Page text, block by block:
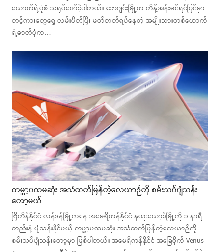
ယောက်ရဲ့ပုံစံ သရုပ်ဖော်ခဲ့ပါတယ်။ ဘေဂျင်းမြို့က တိန့်အန်းမင်ရင်ပြင်မှာ
တင့်ကားတွေရှေ့ လမ်းပိတ်ပြီး မတ်တတ်ရပ်နေတဲ့ အမျိုးသားတစ်ယောက်
ရဲ့ဓာတ်ပုံက…
ကမ္ဘာ့ပထမဆုံး အသံထက်မြန်တဲ့လေယာဉ်ကို စမ်းသပ်ပျံသန်း
တော့မယ်
ဗြိတိန်နိုင်ငံ လန်ဒန်မြို့ကနေ အမေရိကန်နိုင်ငံ နယူးယော့ခ်မြို့ကို ၁ နာရီ
တည်းနဲ့ ပျံသန်းနိုင်မယ့် ကမ္ဘာ့ပထမဆုံး အသံထက်မြန်တဲ့လေယာဉ်ကို
စမ်းသပ်ပျံသန်းတော့မှာ ဖြစ်ပါတယ်။ အမေရိကန်နိုင်ငံ အခြေစိုက် Venus